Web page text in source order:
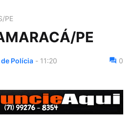
PE
PE
Polícia - 11:20 0